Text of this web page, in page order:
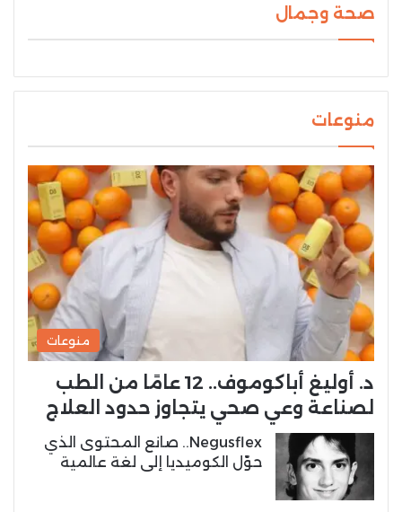
صحة وجمال
منوعات
منوعات
د. أوليغ أباكوموف.. 12 عامًا من الطب
لصناعة وعي صحي يتجاوز حدود العلاج
Negusflex.. صانع المحتوى الذي
حوّل الكوميديا إلى لغة عالمية